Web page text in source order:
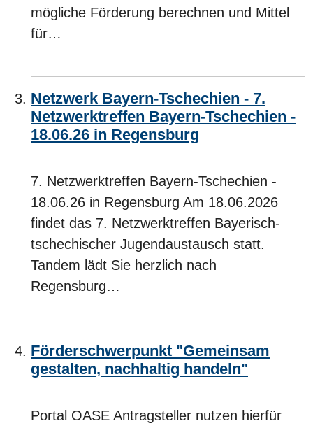
mögliche Förderung berechnen und Mittel
für…
Netzwerk Bayern-Tschechien - 7.
Netzwerktreffen Bayern-Tschechien -
18.06.26 in Regensburg
7. Netzwerktreffen Bayern-Tschechien -
18.06.26 in Regensburg Am 18.06.2026
findet das 7. Netzwerktreffen Bayerisch-
tschechischer Jugendaustausch statt.
Tandem lädt Sie herzlich nach
Regensburg…
Förderschwerpunkt "Gemeinsam
gestalten, nachhaltig handeln"
Portal OASE Antragsteller nutzen hierfür